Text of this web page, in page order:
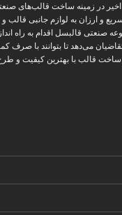
در زمینه ساخت قالب‌های
و ارزان به لوازم جانبی قالب و
صنعتی قالبسل اقدام به راه
می‌دهد تا بتوانند با صرف
ساخت قالب با بهترین کیفیت و